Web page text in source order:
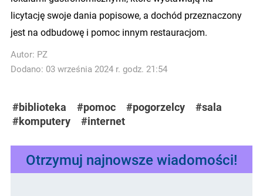
licytację swoje dania popisowe, a dochód przeznaczony
jest na odbudowę i pomoc innym restauracjom.
Autor: PZ
Dodano: 03 września 2024 r. godz. 21:54
#biblioteka #pomoc #pogorzelcy
#sala
#komputery
#internet
Otrzymuj najnowsze wiadomości!